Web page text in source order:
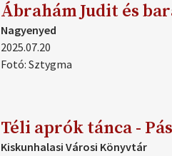
Ábrahám Judit és
Nagyenyed
2025.07.20
Fotó: Sztygma
Téli aprók tánca -
Kiskunhalasi Városi Könyvtár